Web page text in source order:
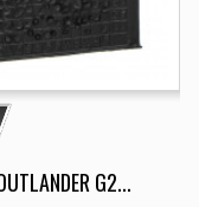
G2...